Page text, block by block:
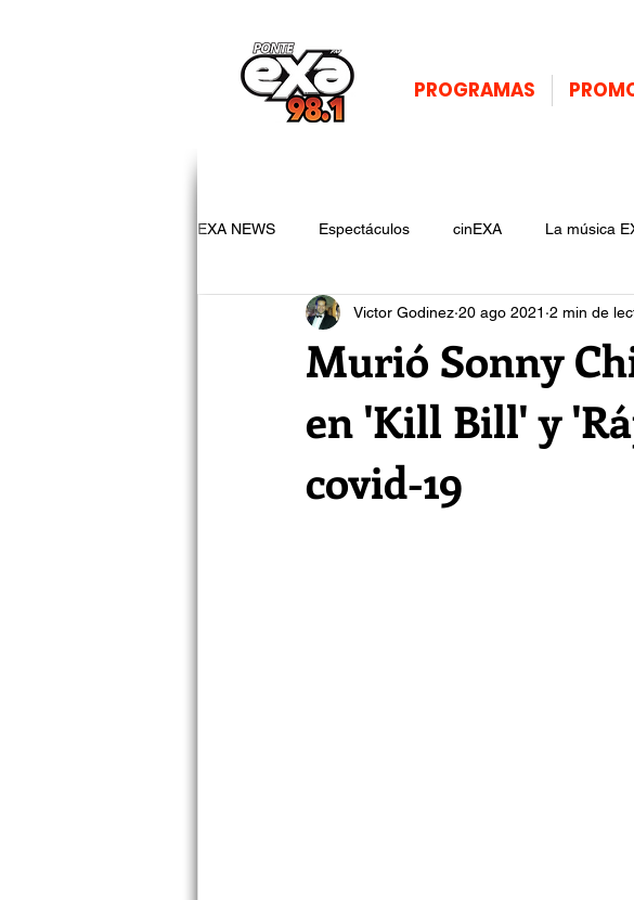
PROGRAMAS
EXA NEWS Espectáculos cinEXA La música
Murió Sonny
en 'Kill Bill' y
covid-19
Victor Godinez 20 ago 2021 2 min de